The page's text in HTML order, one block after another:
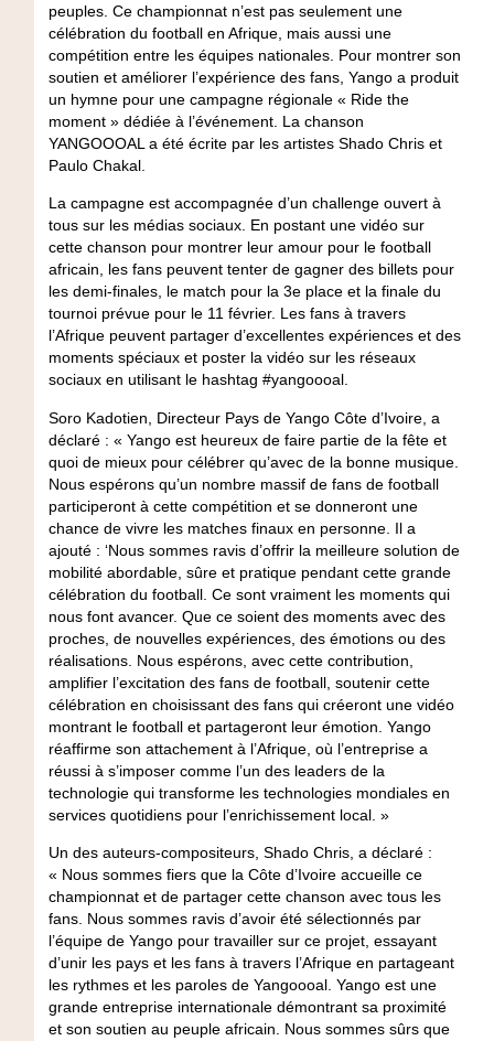
peuples. Ce championnat n’est pas seulement une
célébration du football en Afrique, mais aussi une
compétition entre les équipes nationales. Pour montrer son
soutien et améliorer l’expérience des fans, Yango a produit
un hymne pour une campagne régionale « Ride the
moment » dédiée à l’événement. La chanson
YANGOOOAL a été écrite par les artistes Shado Chris et
Paulo Chakal.
La campagne est accompagnée d’un challenge ouvert à
tous sur les médias sociaux. En postant une vidéo sur
cette chanson pour montrer leur amour pour le football
africain, les fans peuvent tenter de gagner des billets pour
les demi-finales, le match pour la 3e place et la finale du
tournoi prévue pour le 11 février. Les fans à travers
l’Afrique peuvent partager d’excellentes expériences et des
moments spéciaux et poster la vidéo sur les réseaux
sociaux en utilisant le hashtag #yangoooal.
Soro Kadotien, Directeur Pays de Yango Côte d’Ivoire, a
déclaré : « Yango est heureux de faire partie de la fête et
quoi de mieux pour célébrer qu’avec de la bonne musique.
Nous espérons qu’un nombre massif de fans de football
participeront à cette compétition et se donneront une
chance de vivre les matches finaux en personne. Il a
ajouté : ‘Nous sommes ravis d’offrir la meilleure solution de
mobilité abordable, sûre et pratique pendant cette grande
célébration du football. Ce sont vraiment les moments qui
nous font avancer. Que ce soient des moments avec des
proches, de nouvelles expériences, des émotions ou des
réalisations. Nous espérons, avec cette contribution,
amplifier l’excitation des fans de football, soutenir cette
célébration en choisissant des fans qui créeront une vidéo
montrant le football et partageront leur émotion. Yango
réaffirme son attachement à l’Afrique, où l’entreprise a
réussi à s’imposer comme l’un des leaders de la
technologie qui transforme les technologies mondiales en
services quotidiens pour l’enrichissement local. »
Un des auteurs-compositeurs, Shado Chris, a déclaré :
« Nous sommes fiers que la Côte d’Ivoire accueille ce
championnat et de partager cette chanson avec tous les
fans. Nous sommes ravis d’avoir été sélectionnés par
l’équipe de Yango pour travailler sur ce projet, essayant
d’unir les pays et les fans à travers l’Afrique en partageant
les rythmes et les paroles de Yangoooal. Yango est une
grande entreprise internationale démontrant sa proximité
et son soutien au peuple africain. Nous sommes sûrs que